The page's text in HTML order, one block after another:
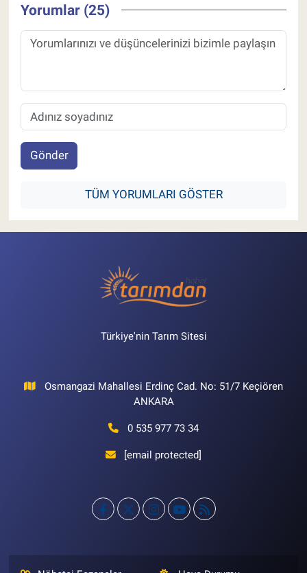
Yorumlar (25)
Gönder
TÜM YORUMLARI GÖSTER
Türkiye'nin Tarım Sitesi
Osmangazi Mahallesi Erdinç Cad. No: 51/7 Keçiören
ANKARA
0 535 977 73 34
[email protected]